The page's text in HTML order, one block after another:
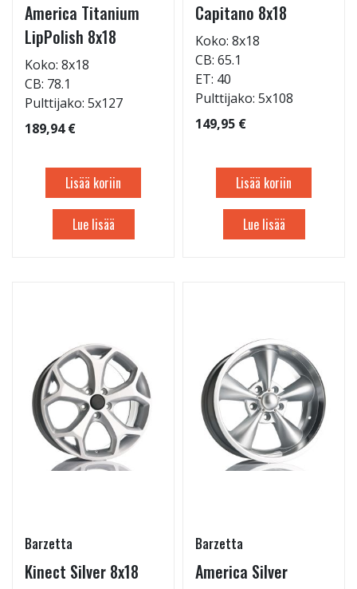
America Titanium
LipPolish 8x18
Koko: 8x18
CB: 78.1
Pulttijako: 5x127
189,94 €
Lisää koriin
Lue lisää
Capitano 8x18
Koko: 8x18
CB: 65.1
ET: 40
Pulttijako: 5x108
149,95 €
Lisää koriin
Lue lisää
Barzetta
Kinect Silver 8x18
Barzetta
America Silver